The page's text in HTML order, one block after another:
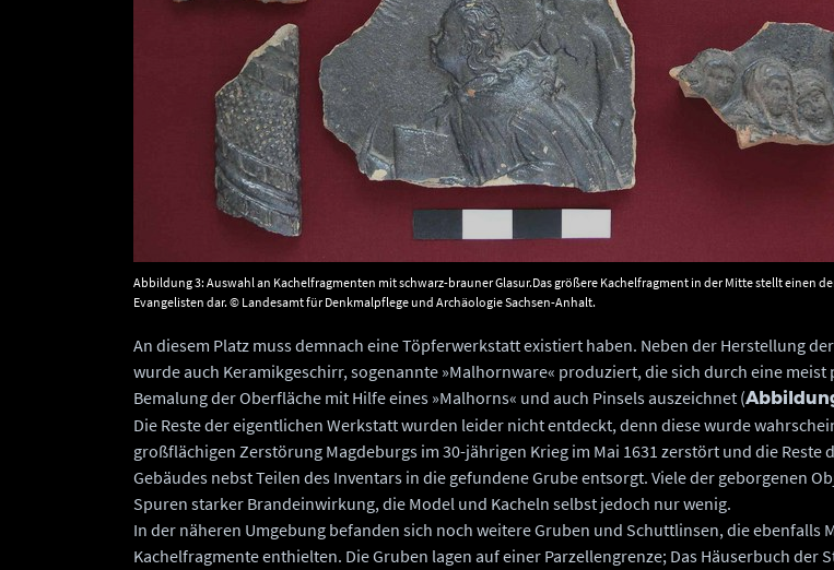
Abbildung 3: Auswahl an Kachelfragmenten mit schwarz-brauner Glasur.Das größere Kachelfragment in der Mitte stellt einen
Evangelisten dar. © Landesamt für Denkmalpflege und Archäologie Sachsen-Anhalt.
An diesem Platz muss demnach eine Töpferwerkstatt existiert haben. Neben der Herstellung
wurde auch Keramikgeschirr, sogenannte »Malhornware« produziert, die sich durch eine meist
Bemalung der Oberfläche mit Hilfe eines »Malhorns« und auch Pinsels auszeichnet (
Die Reste der eigentlichen Werkstatt wurden leider nicht entdeckt, denn diese wurde
großflächigen Zerstörung Magdeburgs im 30-jährigen Krieg im Mai 1631 zerstört und die Reste
Gebäudes nebst Teilen des Inventars in die gefundene Grube entsorgt. Viele der geborgenen
Spuren starker Brandeinwirkung, die Model und Kacheln selbst jedoch nur wenig.
In der näheren Umgebung befanden sich noch weitere Gruben und Schuttlinsen, die ebenfalls
Kachelfragmente enthielten. Die Gruben lagen auf einer Parzellengrenze; Das Häuserbuch der